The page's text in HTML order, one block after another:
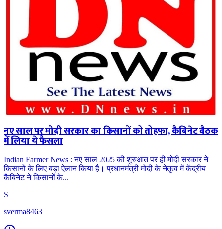
नए साल पर मोदी सरकार का किसानों को तोहफा, कैबिनेट बैठक
में लिया ये फैसला
Indian Farmer News : नए साल 2025 की शुरुआत पर ही मोदी सरकार ने
किसानों के लिए बड़ा ऐलान किया है। प्रधानमंत्री मोदी के नेतृत्व में केंद्रीय
कैबिनेट ने किसानों के...
S
sverma8463